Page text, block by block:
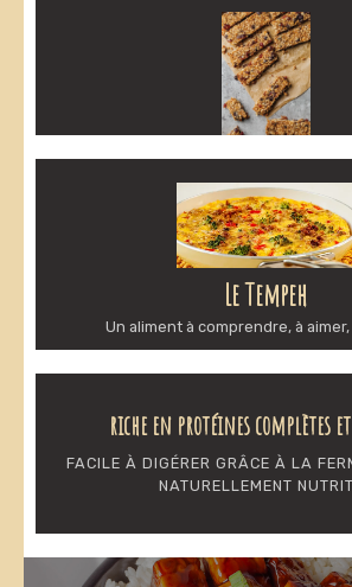
Le Tempeh
Un aliment à comprendre, à
riche en protéines complètes
FACILE À DIGÉRER GRÂCE À LA
NATURELLEMENT